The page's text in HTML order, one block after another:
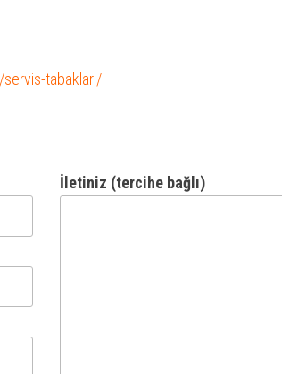
tabaklari/
İletiniz (tercihe bağlı)